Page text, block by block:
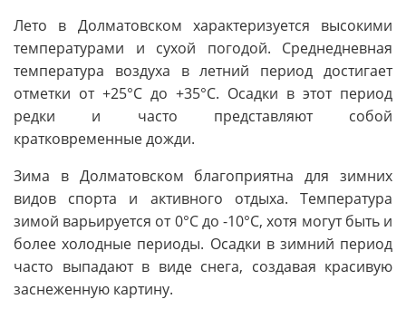
Лето в Долматовском характеризуется высокими
температурами и сухой погодой. Среднедневная
температура воздуха в летний период достигает
отметки от +25°C до +35°C. Осадки в этот период
редки и часто представляют собой
кратковременные дожди.
Зима в Долматовском благоприятна для зимних
видов спорта и активного отдыха. Температура
зимой варьируется от 0°C до -10°C, хотя могут быть и
более холодные периоды. Осадки в зимний период
часто выпадают в виде снега, создавая красивую
заснеженную картину.